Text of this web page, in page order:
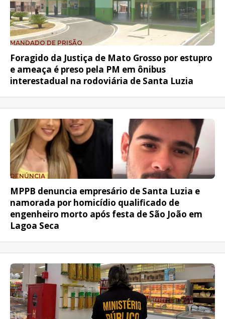
MANDADO DE PRISÃO
Foragido da Justiça de Mato Grosso por estupro
e ameaça é preso pela PM em ônibus
interestadual na rodoviária de Santa Luzia
DENÚNCIA
MPPB denuncia empresário de Santa Luzia e
namorada por homicídio qualificado de
engenheiro morto após festa de São João em
Lagoa Seca